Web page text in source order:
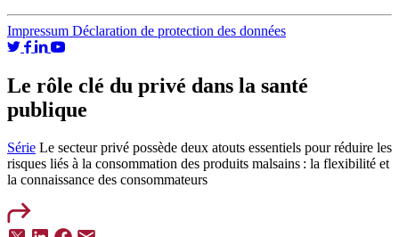
Impressum Déclaration de protection des données
Le rôle clé du privé dans la santé
publique
Série Le secteur privé possède deux atouts essentiels pour réduire les
risques liés à la consommation des produits malsains : la flexibilité et
la connaissance des consommateurs